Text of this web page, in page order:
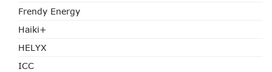
Frendy Energy
Haiki+
HELYX
ICC